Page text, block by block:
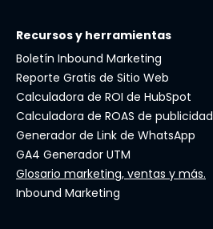
Recursos y herramientas
Boletín Inbound Marketing
Reporte Gratis de Sitio Web
Calculadora de ROI de HubSpot
Calculadora de ROAS de publicidad
Generador de Link de WhatsApp
GA4 Generador UTM
Glosario marketing, ventas y más.
Inbound Marketing